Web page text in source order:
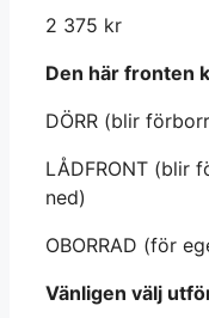
2 375 kr
Den här fronten
DÖRR (blir
LÅDFRONT (blir
ned)
OBORRAD (för
Vänligen välj